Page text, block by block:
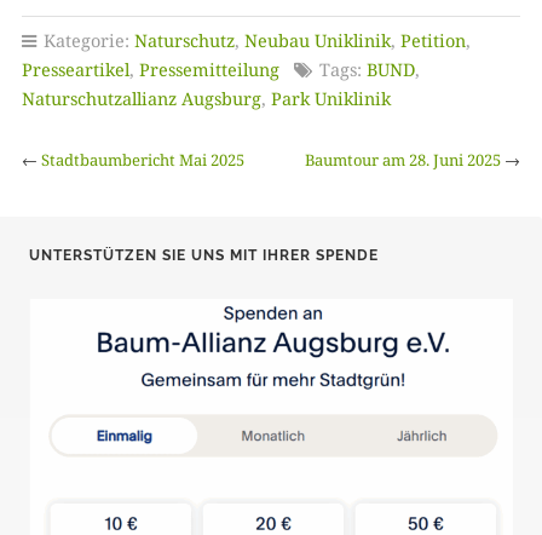
Kategorie: Naturschutz, Neubau Uniklinik, Petition,
Presseartikel, Pressemitteilung Tags: BUND,
Naturschutzallianz Augsburg, Park Uniklinik
← Stadtbaumbericht Mai 2025 Baumtour am 28. Juni 2025 →
UNTERSTÜTZEN SIE UNS MIT IHRER SPENDE